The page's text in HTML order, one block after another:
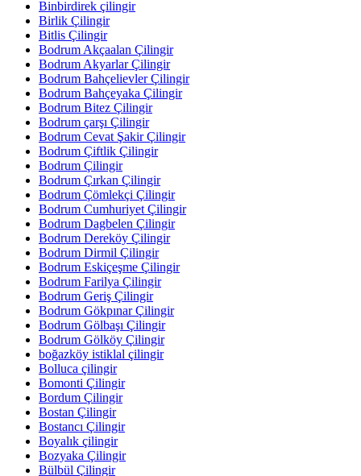
Binbirdirek çilingir
Birlik Çilingir
Bitlis Çilingir
Bodrum Akçaalan Çilingir
Bodrum Akyarlar Çilingir
Bodrum Bahçelievler Çilingir
Bodrum Bahçeyaka Çilingir
Bodrum Bitez Çilingir
Bodrum çarşı Çilingir
Bodrum Cevat Şakir Çilingir
Bodrum Çiftlik Çilingir
Bodrum Çilingir
Bodrum Çırkan Çilingir
Bodrum Çömlekçi Çilingir
Bodrum Cumhuriyet Çilingir
Bodrum Dagbelen Çilingir
Bodrum Dereköy Çilingir
Bodrum Dirmil Çilingir
Bodrum Eskiçeşme Çilingir
Bodrum Farilya Çilingir
Bodrum Geriş Çilingir
Bodrum Gökpınar Çilingir
Bodrum Gölbaşı Çilingir
Bodrum Gölköy Çilingir
boğazköy istiklal çilingir
Bolluca çilingir
Bomonti Çilingir
Bordum Çilingir
Bostan Çilingir
Bostancı Çilingir
Boyalık çilingir
Bozyaka Çilingir
Bülbül Çilingir